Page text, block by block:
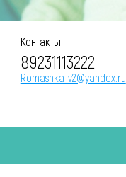
Контакты:
89231113222
Romashka-v2@yandex.ru